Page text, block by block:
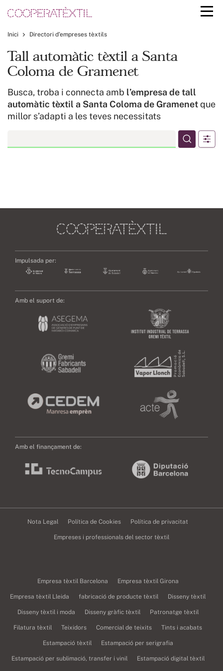
Inici Directori d’empreses tèxtils
Tall automàtic tèxtil a Santa
Coloma de Gramenet
Busca, troba i connecta amb l’empresa de tall
automàtic tèxtil a Santa Coloma de Gramenetque
millor s’adapti a les teves necessitats
Impulsada per:
Amb el suport de:
Amb el finançament de:
Nota Legal Política de Cookies Política de privacitat
Empreses i professionals del sector tèxtil
Empresa tèxtil Barcelona Empresa tèxtil Girona
Empresa tèxtil Lleida fabricació de producte tèxtil Disseny tèxtil
Disseny tèxtil i moda Disseny gràfic tèxtil Patronatge tèxtil
Filatura tèxtil Teixidors Comercial de teixits Tints i acabats
Estampació tèxtil Estampació per serigrafia
Estampació per sublimació, transfer i vinil Estampació digital tèxtil